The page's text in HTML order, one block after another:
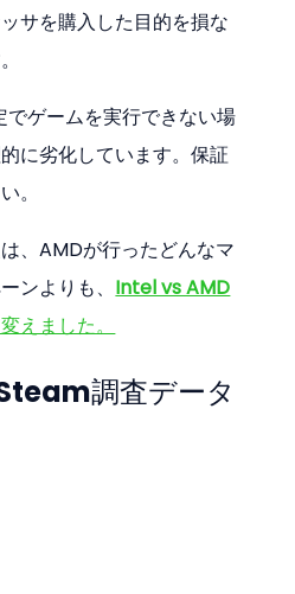
サを購入した目的を損な
でゲームを実行できない場
に劣化しています。保証
。
、AMDが行ったどんなマ
ンよりも、 Intel vs AMD
えました。
調査データ